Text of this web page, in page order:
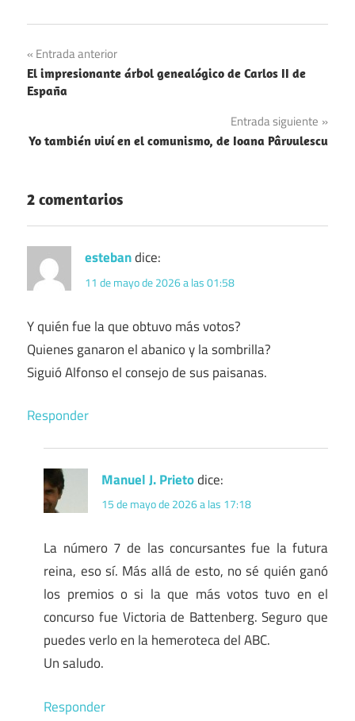
Empresas
España
comunicación
Navegación
de
Entrada anterior
El impresionante árbol genealógico de Carlos II de
España
Entrada siguiente
Yo también viví en el comunismo, de Ioana Pârvulescu
2 comentarios
estebandice:
11 de mayo de 2026 a las 01:58
Y quién fue la que obtuvo más votos?
Quienes ganaron el abanico y la sombrilla?
Siguió Alfonso el consejo de sus paisanas.
Responder
Manuel J. Prietodice:
15 de mayo de 2026 a las 17:18
La número 7 de las concursantes fue la futura
reina, eso sí. Más allá de esto, no sé quién ganó
los premios o si la que más votos tuvo en el
concurso fue Victoria de Battenberg. Seguro que
puedes verlo en la hemeroteca del ABC.
Un saludo.
Responder